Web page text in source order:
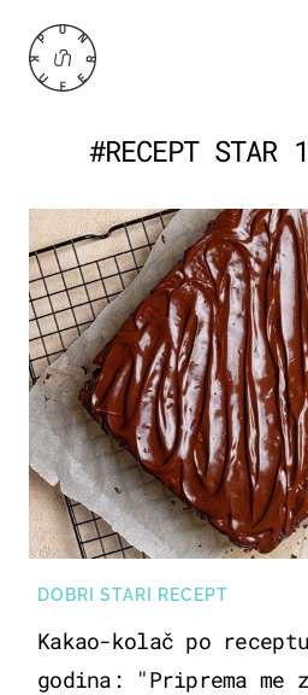
#RECEPT STAR
DOBRI STARI RECEPT
Kakao-kolač po
godina: "Priprema